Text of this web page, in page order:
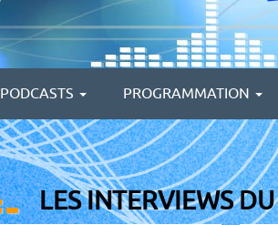
PODCASTS PROGRAMMATION
LES INTERVIEWS